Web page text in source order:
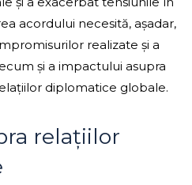
acordului necesită, așadar,
realizate și a
și a impactului asupra
diplomatice globale.
relațiilor